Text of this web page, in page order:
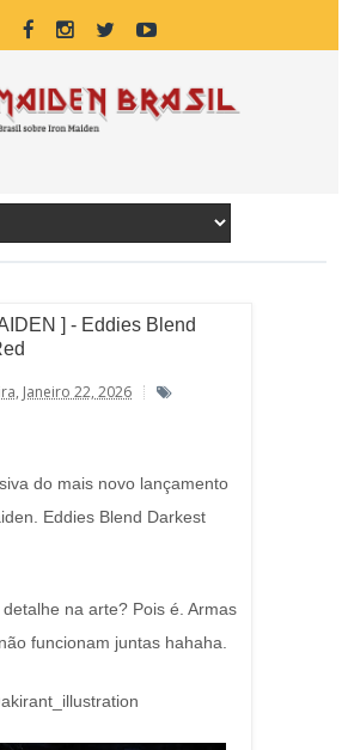
] - Eddies Blend
Janeiro 22, 2026
do mais novo lançamento
Eddies Blend Darkest
na arte? Pois é. Armas
funcionam juntas hahaha.